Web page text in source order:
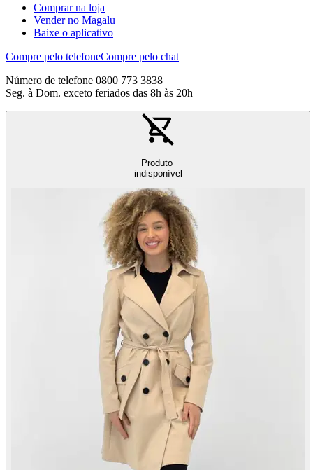
Comprar na loja
Vender no Magalu
Baixe o aplicativo
Compre pelo telefoneCompre pelo chat
Número de telefone 0800 773 3838
Seg. à Dom. exceto feriados das 8h às 20h
Produto
indisponível